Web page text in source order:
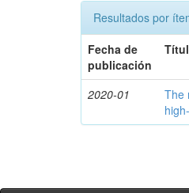
Resultados por
Fecha de
publicación
2020-01
The